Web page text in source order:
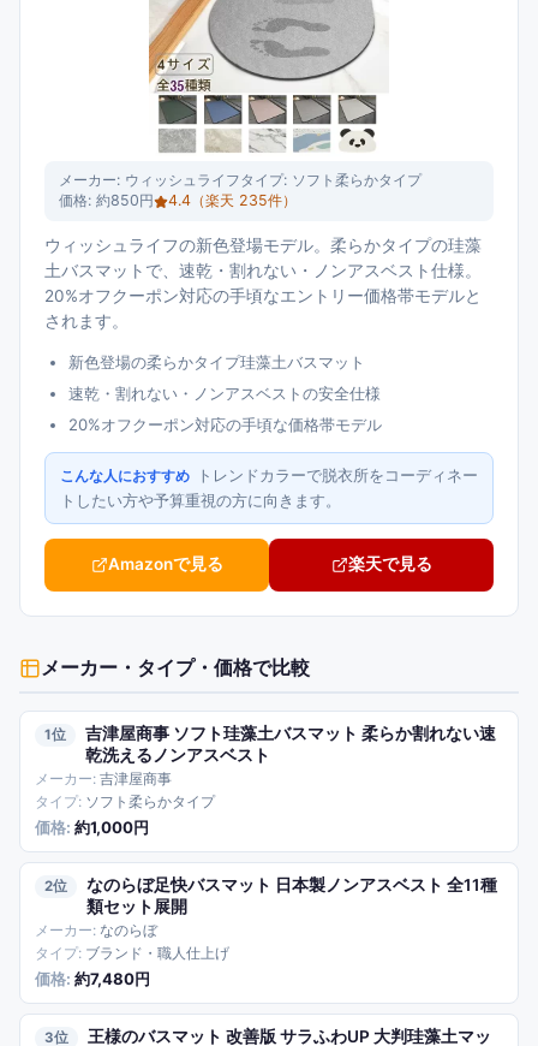
メーカー: ウィッシュライフタイプ: ソフト柔らかタイプ
価格: 約850円 4.4 （楽天 235件）
ウィッシュライフの新色登場モデル。柔らかタイプの珪藻
土バスマットで、速乾・割れない・ノンアスベスト仕様。
20%オフクーポン対応の手頃なエントリー価格帯モデルと
されます。
新色登場の柔らかタイプ珪藻土バスマット
速乾・割れない・ノンアスベストの安全仕様
20%オフクーポン対応の手頃な価格帯モデル
こんな人におすすめ
トレンドカラーで脱衣所をコーディネー
トしたい方や予算重視の方に向きます。
Amazonで見る 楽天で見る
メーカー・タイプ・価格で比較
1
吉津屋商事 ソフト珪藻土バスマット 柔らか割れない速
乾洗えるノンアスベスト
吉津屋商事
ソフト柔らかタイプ
約1,000円
2
なのらぼ足快バスマット 日本製ノンアスベスト 全11種
類セット展開
なのらぼ
ブランド・職人仕上げ
約7,480円
3
王様のバスマット 改善版 サラふわUP 大判珪藻土マッ